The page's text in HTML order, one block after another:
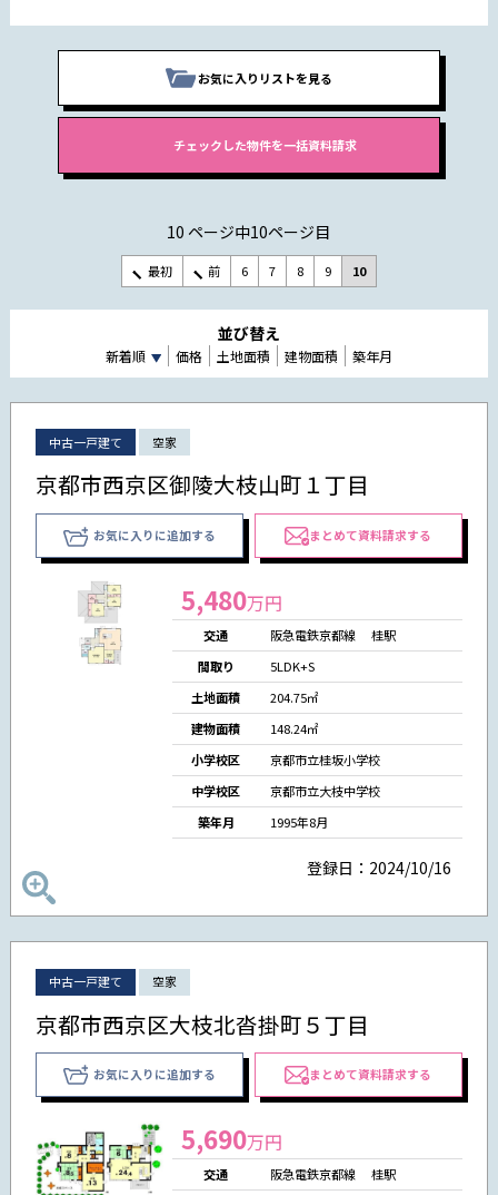
お気に入りリストを見る
10 ページ中10ページ目
最初 前 6 7 8 9 10
並び替え
新着順 価格 土地面積 建物面積 築年月
中古一戸建て 空家
京都市西京区御陵大枝山町１丁目
お気に入りに追加する まとめて資料請求する
5,480万円
交通
阪急電鉄京都線 桂駅
間取り
5LDK+S
土地面積
204.75㎡
建物面積
148.24㎡
小学校区
京都市立桂坂小学校
中学校区
京都市立大枝中学校
築年月
1995年8月
登録日：2024/10/16
中古一戸建て 空家
京都市西京区大枝北沓掛町５丁目
お気に入りに追加する まとめて資料請求する
5,690万円
交通
阪急電鉄京都線 桂駅